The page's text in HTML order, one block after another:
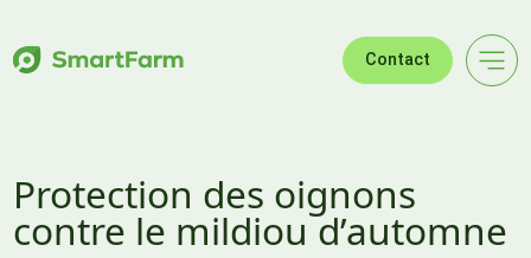
Contact
Protection des oignons
contre le mildiou d’automne